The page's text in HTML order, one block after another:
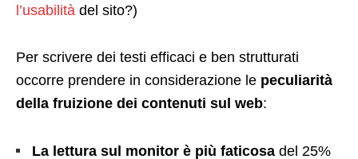
l’usabilità del sito?)
Per scrivere dei testi efficaci e ben strutturati
occorre prendere in considerazione le peculiarità
della fruizione dei contenuti sul web:
La lettura sul monitor è più faticosa del 25%